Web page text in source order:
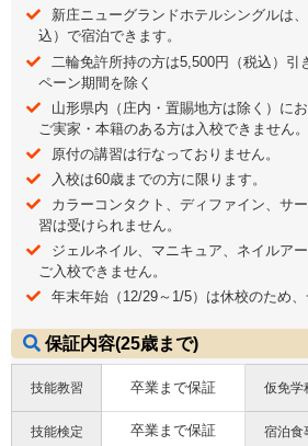
新庄ニューグランドホテルシングルは
込）で宿泊できます。
二輪免許所持の方は5,500円（税込）
ペーン期間を除く
山形県内（庄内・置賜地方は除く）に
ご実家・本籍のある方は入校できません。
原付の講習は行なっておりません。
入校は60歳までの方に限ります。
カラーコンタクト、ディファイン、サ
習は受けられません。
ジェルネイル、マニキュア、ネイルア
ご入校できません。
年末年始（12/29～1/5）は休校のため、
保証内容(25歳まで)
技能教習 卒業まで保証 仮免学
技能検定 卒業まで保証 宿泊食